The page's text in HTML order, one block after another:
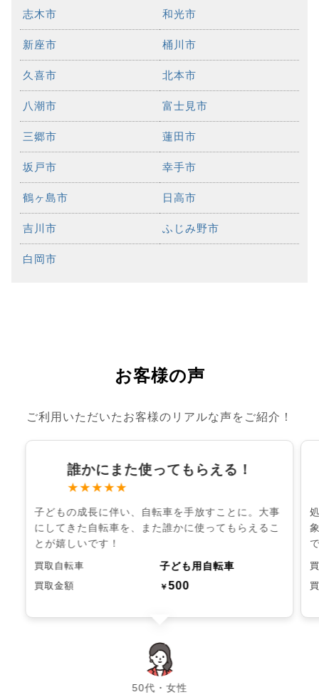
志木市 和光市
新座市 桶川市
久喜市 北本市
八潮市 富士見市
三郷市 蓮田市
坂戸市 幸手市
鶴ヶ島市 日高市
吉川市 ふじみ野市
白岡市
お客様の声
ご利用いただいたお客様のリアルな声をご紹介！
誰かにまた使ってもらえる！
★★★★★
子どもの成長に伴い、自転車を手放すことに。大事
にしてきた自転車を、また誰かに使ってもらえるこ
とが嬉しいです！
買取自転車 子ども用自転車
買取金額 ￥500
50代・女性
chevron_left chevron_right